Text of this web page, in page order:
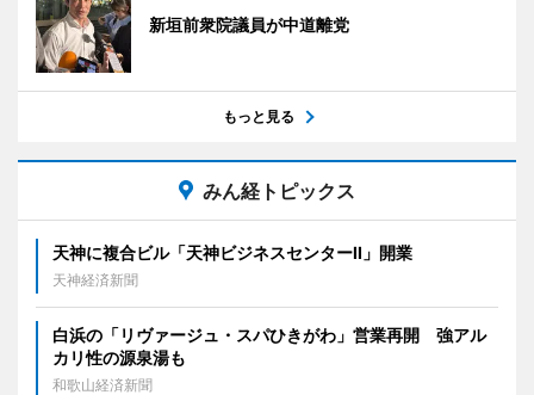
新垣前衆院議員が中道離党
もっと見る
みん経トピックス
天神に複合ビル「天神ビジネスセンターII」開業
天神経済新聞
白浜の「リヴァージュ・スパひきがわ」営業再開 強アル
カリ性の源泉湯も
和歌山経済新聞